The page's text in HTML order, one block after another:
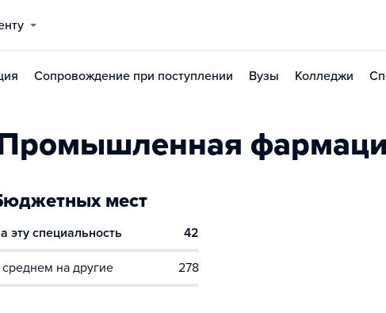
Сопровождение при поступлении Вузы Колледжи
мест
эту специальность 42
на другие 278